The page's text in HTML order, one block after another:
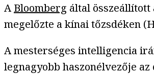
ABloomberg által
megelőzte a kínai tőzsdéken
A mesterséges intelligencia
legnagyobb haszonélvezője